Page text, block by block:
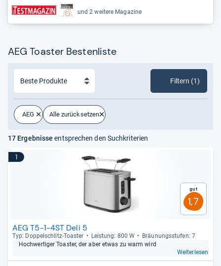
und 2 weitere Magazine
AEG Toaster Bestenliste
AEG Alle zurücksetzen
Filtern (1)
17 Ergebnisse entsprechen den Suchkriterien
1
Gut
1,7
AEG T5-1-4ST Deli 5
Typ: Dop­pel­schlitz-​Toas­ter Leis­tung: 800 W
Bräu­nungs­stu­fen: 7
Hoch­wer­ti­ger Toas­ter, der aber etwas zu warm wird
Weiterlesen